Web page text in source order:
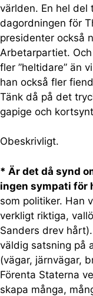
världen. En hel del
dagordningen för
presidenter också
Arbetarpartiet.
fler ”heltidare” än
han också fler
Tänk då på det
gapige och
Obeskrivligt.
* Är det då synd
ingen sympati för
som politiker. Han
verkligt riktiga,
Sanders drev
väldig satsning på
(vägar, järnvägar,
Förenta Staterna
skapa många,